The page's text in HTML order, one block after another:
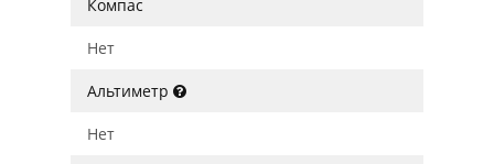
Компас
Нет
Альтиметр
Нет